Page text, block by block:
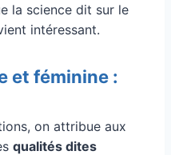
la science dit sur le
intéressant.
et féminine :
on attribue aux
qualités dites